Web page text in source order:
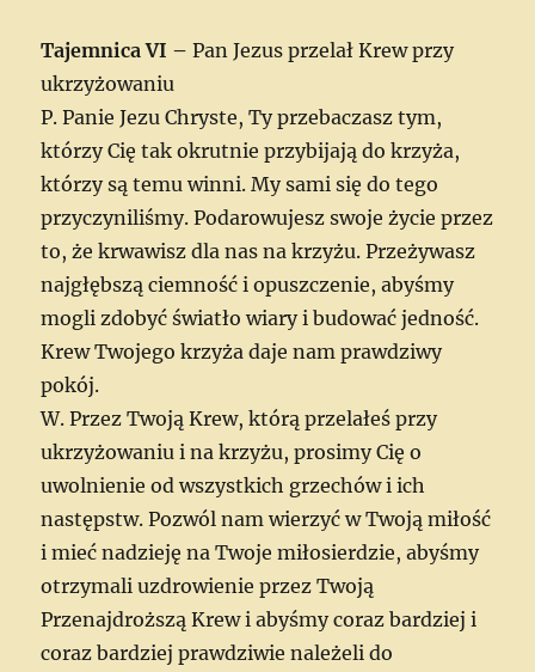
Tajemnica VI –Pan Jezus przelał Krew przy
ukrzyżowaniu
P. Panie Jezu Chryste, Ty przebaczasz tym,
którzy Cię tak okrutnie przybijają do krzyża,
którzy są temu winni. My sami się do tego
przyczyniliśmy. Podarowujesz swoje życie przez
to, że krwawisz dla nas na krzyżu. Przeżywasz
najgłębszą ciemność i opuszczenie, abyśmy
mogli zdobyć światło wiary i budować jedność.
Krew Twojego krzyża daje nam prawdziwy
pokój.
W. Przez Twoją Krew, którą przelałeś przy
ukrzyżowaniu i na krzyżu, prosimy Cię o
uwolnienie od wszystkich grzechów i ich
następstw. Pozwól nam wierzyć w Twoją miłość
i mieć nadzieję na Twoje miłosierdzie, abyśmy
otrzymali uzdrowienie przez Twoją
Przenajdroższą Krew i abyśmy coraz bardziej i
coraz bardziej prawdziwie należeli do